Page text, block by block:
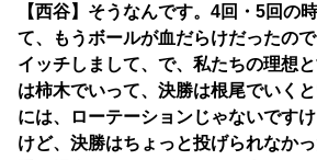
【西谷】そうなんです。4回・5回の
て、もうボールが血だらけだったの
イッチしまして、で、私たちの理想
は柿木でいって、決勝は根尾でいく
には、ローテーションじゃないです
けど、決勝はちょっと投げられなか